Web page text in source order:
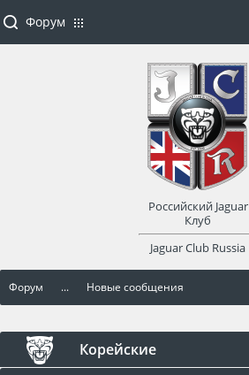
Форум ... Новые сообщения
Корейские
Форум
Российский Jaguar
Клуб
Jaguar Club Russia